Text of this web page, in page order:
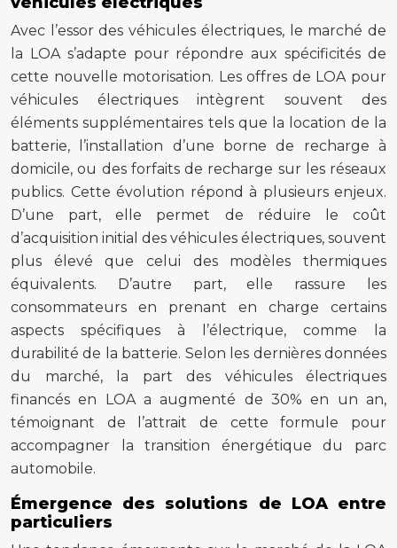
Avec l’essor des véhicules électriques, le marché de
la LOA s’adapte pour répondre aux spécificités de
cette nouvelle motorisation. Les offres de LOA pour
véhicules électriques intègrent souvent des
éléments supplémentaires tels que la location de la
batterie, l’installation d’une borne de recharge à
domicile, ou des forfaits de recharge sur les réseaux
publics. Cette évolution répond à plusieurs enjeux.
D’une part, elle permet de réduire le coût
d’acquisition initial des véhicules électriques, souvent
plus élevé que celui des modèles thermiques
équivalents. D’autre part, elle rassure les
consommateurs en prenant en charge certains
aspects spécifiques à l’électrique, comme la
durabilité de la batterie. Selon les dernières données
du marché, la part des véhicules électriques
financés en LOA a augmenté de 30% en un an,
témoignant de l’attrait de cette formule pour
accompagner la transition énergétique du parc
automobile.
Émergence des solutions de LOA entre
particuliers